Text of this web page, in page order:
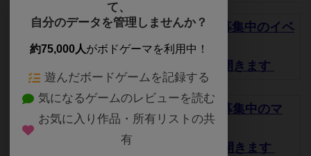
当店で開催予定・募集中のイベ
ント
TwiPlaのページが開きます
当店で開催予定・募集中のマ
ーダーミステリー
TwiPlaのページが開きます
て、
自分のデータを管理しませんか？
約75,000人がボドゲーマを利用中！
遊んだボードゲームを記録する
気になるゲームのレビューを読む
お気に入り作品・所有リストの共
有